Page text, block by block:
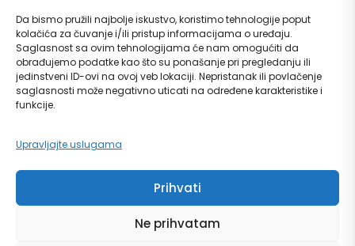
Da bismo pružili najbolje iskustvo, koristimo tehnologije poput
kolačića za čuvanje i/ili pristup informacijama o uređaju.
Saglasnost sa ovim tehnologijama će nam omogućiti da
obrađujemo podatke kao što su ponašanje pri pregledanju ili
jedinstveni ID-ovi na ovoj veb lokaciji. Nepristanak ili povlačenje
saglasnosti može negativno uticati na određene karakteristike i
funkcije.
Upravljajte uslugama
Prihvati
Ne prihvatam
E-Matičar
72 sata sistem
Invest in Gračanica
Vodič za građane